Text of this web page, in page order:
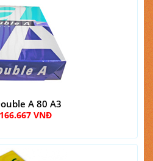
A 80 A3
166.667 VNĐ